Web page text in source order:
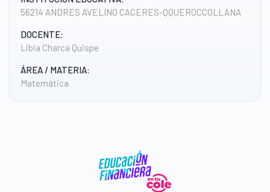
56214 ANDRES AVELINO CACERES-QQUEROCCOLLANA
DOCENTE:
Libia Charca Quispe
ÁREA / MATERIA:
Matemática